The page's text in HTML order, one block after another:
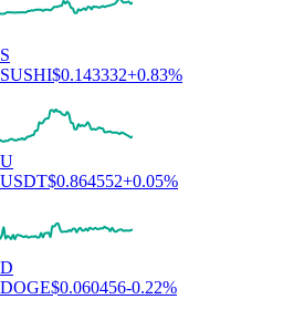
S
SUSHI$0.143332+0.83%
U
USDT$0.864552+0.05%
D
DOGE$0.060456-0.22%